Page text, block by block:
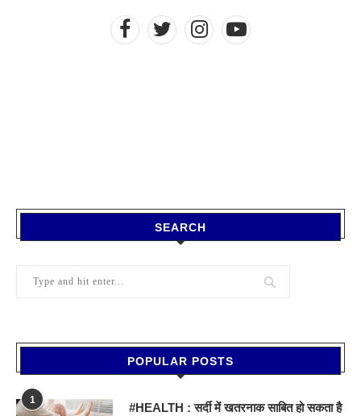
SEARCH
POPULAR POSTS
1
#HEALTH : सर्दी में खतरनाक साबित हो सकता है